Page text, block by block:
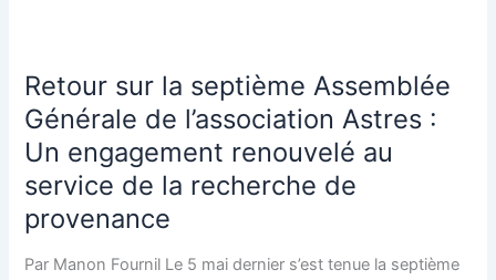
Retour sur la septième Assemblée
Générale de l’association Astres :
Un engagement renouvelé au
service de la recherche de
provenance
Par Manon Fournil Le 5 mai dernier s’est tenue la septième